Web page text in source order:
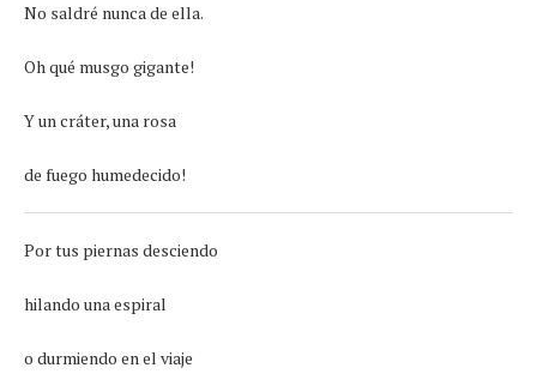
No saldré nunca de ella.
Oh qué musgo gigante!
Y un cráter, una rosa
de fuego humedecido!
Por tus piernas desciendo
hilando una espiral
o durmiendo en el viaje